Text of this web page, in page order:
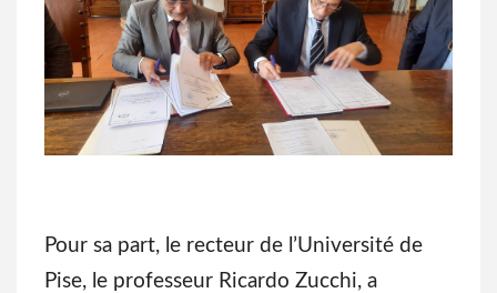
Pour sa part, le recteur de l’Université de
Pise, le professeur Ricardo Zucchi, a